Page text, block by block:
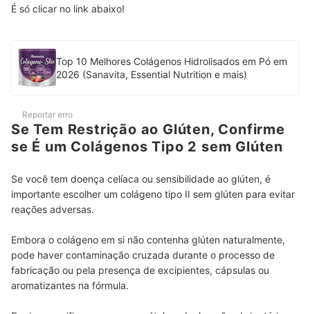
É só clicar no link abaixo!
Top 10 Melhores Colágenos Hidrolisados em Pó em
2026 (Sanavita, Essential Nutrition e mais)
Reportar erro
Se Tem Restrição ao Glúten, Confirme
se É um Colágenos Tipo 2 sem Glúten
Se você tem doença celíaca ou sensibilidade ao glúten, é
importante escolher um colágeno tipo II sem glúten para evitar
reações adversas.
Embora o colágeno em si não contenha glúten naturalmente,
pode haver contaminação cruzada durante o processo de
fabricação ou pela presença de excipientes, cápsulas ou
aromatizantes na fórmula.